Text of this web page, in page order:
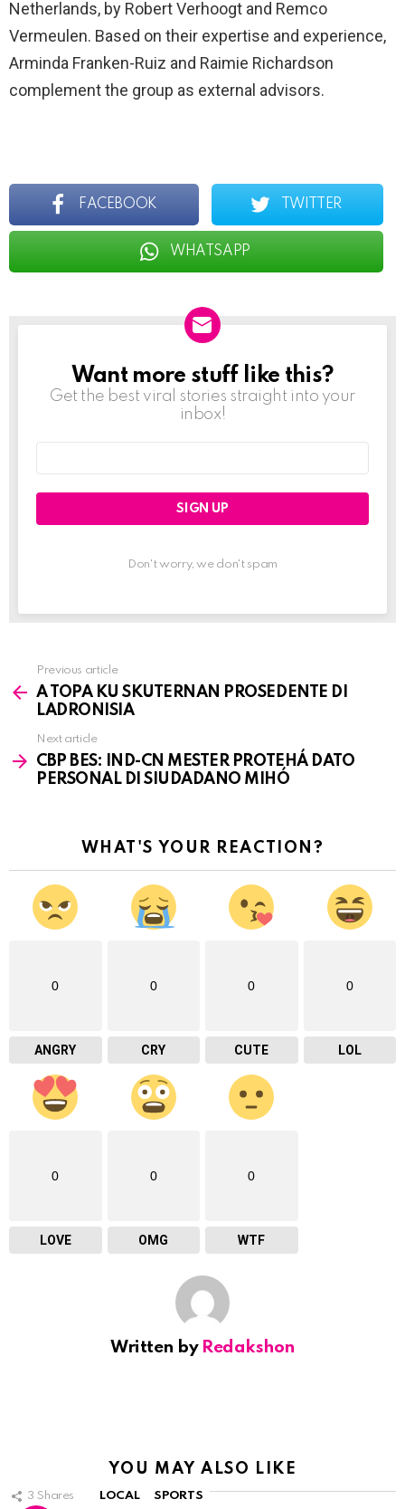
Netherlands, by Robert Verhoogt and Remco
Vermeulen. Based on their expertise and experience,
Arminda Franken-Ruiz and Raimie Richardson
complement the group as external advisors.
FACEBOOK TWITTER
WHATSAPP
NEWSLETTER
Want more stuff like this?
Get the best viral stories straight into your
inbox!
Don't worry, we don't spam
See
more
Previous article
A TOPA KU SKUTERNAN PROSEDENTE DI
LADRONISIA
Next article
CBP BES: IND-CN MESTER PROTEHÁ DATO
PERSONAL DI SIUDADANO MIHÓ
WHAT'S YOUR REACTION?
0
ANGRY
0
CRY
0
CUTE
0
LOL
0
LOVE
0
OMG
0
WTF
Written by Redakshon
YOU MAY ALSO LIKE
3 Shares LOCAL SPORTS